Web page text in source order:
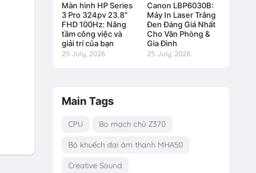
Màn hình HP Series
3 Pro 324pv 23.8"
FHD 100Hz: Nâng
tầm công việc và
giải trí của bạn
25 July, 2026
Canon LBP6030B:
Máy In Laser Trắng
Đen Đáng Giá Nhất
Cho Văn Phòng &
Gia Đình
25 July, 2026
Main Tags
CPU Bo mạch chủ Z370
Bộ khuếch đại âm thanh MHA50
Creative Sound